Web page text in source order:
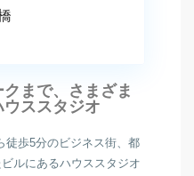
まで、さまざま
ススタジオ
徒歩5分のビジネス街、都
ルにあるハウススタジオ